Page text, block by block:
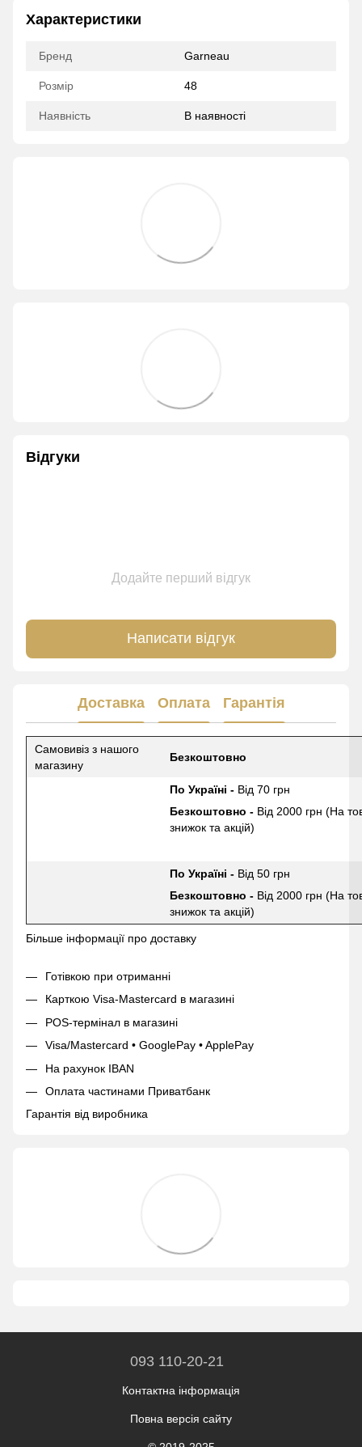
Характеристики
Бренд Garneau
Розмір 48
Наявність В наявності
Відгуки
Додайте перший відгук
Написати відгук
Доставка Оплата Гарантія
Самовивіз з нашого
магазину
Безкоштовно
По Україні - Від 70 грн
Безкоштовно - Від 2000 грн (На
знижок та акцій)
По Україні - Від 50 грн
Безкоштовно - Від 2000 грн (На
знижок та акцій)
Більше інформації про доставку
Готівкою при отриманні
Карткою Visa-Mastercard в магазині
POS-термінал в магазині
Visa/Mastercard • GooglePay • ApplePay
На рахунок IBAN
Оплата частинами Приватбанк
Гарантія від виробника
093 110-20-21
Контактна інформація
Повна версія сайту